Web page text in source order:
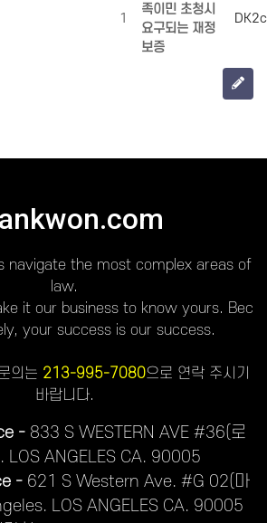
1
족이민 초청시
요구되는 재정
보증
navigate the most complex areas of
law.
it our business to know yours. Bec
your success is our success.
의는 213-995-7080으로 연락 주시기
바랍니다.
- 833 S WESTERN AVE #36(로
LOS ANGELES CA. 90005
- 621 S Western Ave. #G 02(마
LOS ANGELES CA. 90005